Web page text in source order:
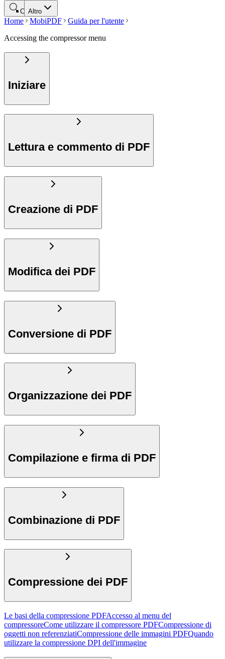
Altro
Cerca
Home MobiPDF
Guida per l'utente
Accessing the compressor menu
Iniziare
Lettura e commento di PDF
Creazione di PDF
Modifica dei PDF
Conversione di PDF
Organizzazione dei PDF
Compilazione e firma di PDF
Combinazione di PDF
Compressione dei PDF
Le basi della compressione PDFAccesso al menu del
compressoreCome utilizzare il compressore PDFCompressione di
oggetti non referenziatiCompressione delle immagini PDFQuando
utilizzare la compressione DPI dell'immagine